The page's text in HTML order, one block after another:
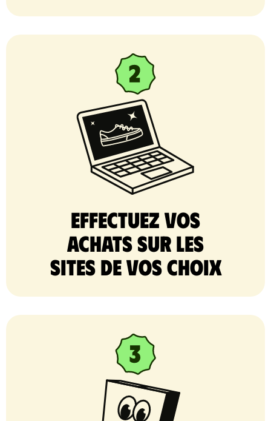
Effectuez vos
achats sur les
sites de vos choix